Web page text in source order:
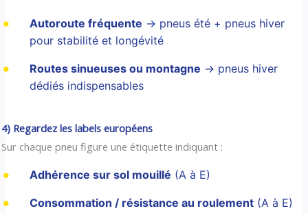
Autoroute fréquente → pneus été + pneus hiver
pour stabilité et longévité
Routes sinueuses ou montagne → pneus hiver
dédiés indispensables
4) Regardez les labels européens
Sur chaque pneu figure une étiquette indiquant :
Adhérence sur sol mouillé (A à E)
Consommation / résistance au roulement(A à E)